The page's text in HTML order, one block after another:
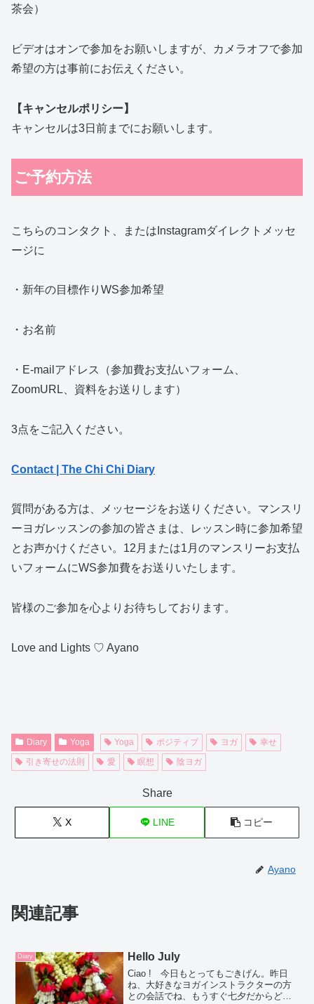
茶会）
ビデオはオンで参加をお願いしますが、カメラオフで参加
希望の方は事前にお伝えください。
【キャンセルポリシー】
キャンセルは3日前までにお願いします。
ご予約方法
こちらのコンタクト、またはInstagramダイレクトメッセ
ージに
・新年の目標作りWS参加希望
・お名前
・E-mailアドレス（参加費お支払いフォーム、
ZoomURL、資料をお送りします）
3点をご記入ください。
Contact | The Chi Chi Diary
質問がある方は、メッセージをお送りください。マンスリ
ーヨガレッスンの参加の皆さまは、レッスン時に参加希望
とお声かけください。12月または1月のマンスリーお支払
いフォームにWS参加費をお送りいたします。
皆様のご参加を心よりお待ちしております。
Love and Lights ♡ Ayano
Diary Yoga Yoga ポジティブ ヨガ
幸せ
引き寄せの法則
愛 瞑想 陰ヨガ
Share
X LINE コピー
Ayano
関連記事
Diary Hello July
Ciao ! 今日もとってもごきげん。昨日
ね、大好きなヨガインストラクターの方
との会話でね、もうすぐ七夕だからどん